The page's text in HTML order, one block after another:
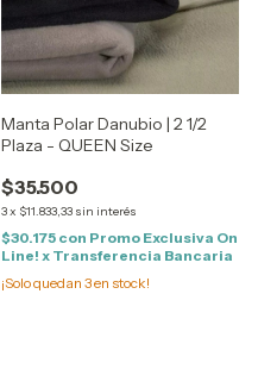
Manta Polar Danubio | 2 1/2
Plaza - QUEEN Size
$35.500
3x $11.833,33 sin interés
$30.175 con Promo Exclusiva On
Line! x Transferencia Bancaria
¡Solo quedan 3en stock!